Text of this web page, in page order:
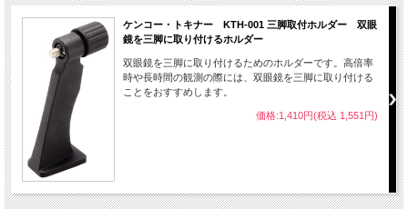
ケンコー・トキナー KTH-001 三脚取付ホルダー 双眼
鏡を三脚に取り付けるホルダー
双眼鏡を三脚に取り付けるためのホルダーです。高倍率
時や長時間の観測の際には、双眼鏡を三脚に取り付ける
ことをおすすめします。
価格:1,410円(税込 1,551円)